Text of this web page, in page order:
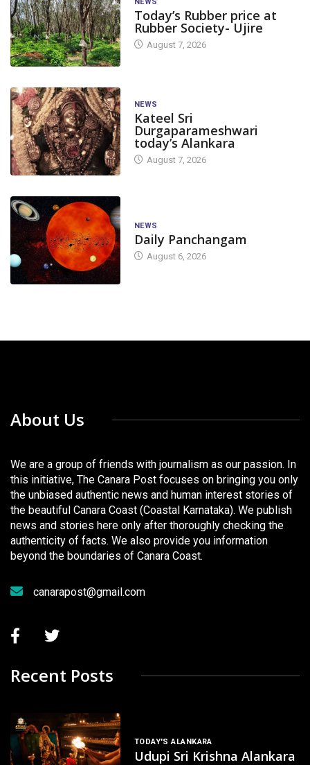
Today’s Rubber price at
Rubber Society- Ujire
August 7, 2026
NEWS
Kateel Sri
Durgaparameshwari
today’s Alankara
August 7, 2026
NEWS
Daily Panchangam
August 6, 2026
About Us
We are a group of friends with journalism as our passion. In
this initiative, The Canara Post focuses on bringing you only
the unbiased authentic news and human interest stories of
the beautiful Canara Coast (Coastal Karnataka). We publish
news and stories here only after thoroughly checking the
authenticity of facts. We also provide you information
beyond the boundaries of Canara Coast.
canarapost@gmail.com
Recent Posts
TODAY'S ALANKARA
Udupi Sri Krishna Alankara